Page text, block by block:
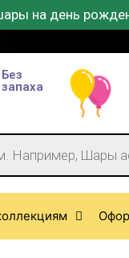
на день
Без
запаха